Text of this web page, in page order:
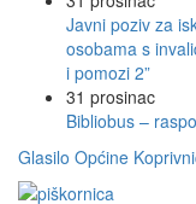
Javni poziv za
osobama s
i pomozi 2”
31 prosinac
Bibliobus –
Glasilo Općine